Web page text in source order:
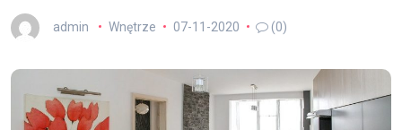
admin Wnętrze 07-11-2020 (0)